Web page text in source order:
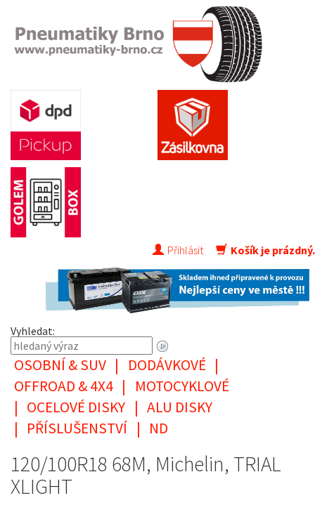
Přihlásit Košík je prázdný.
Vyhledat:
OSOBNÍ & SUV | DODÁVKOVÉ |
OFFROAD & 4X4 |
MOTOCYKLOVÉ
| OCELOVÉ DISKY | ALU DISKY
| PŘÍSLUŠENSTVÍ | ND
120/100R18 68M, Michelin, TRIAL
XLIGHT